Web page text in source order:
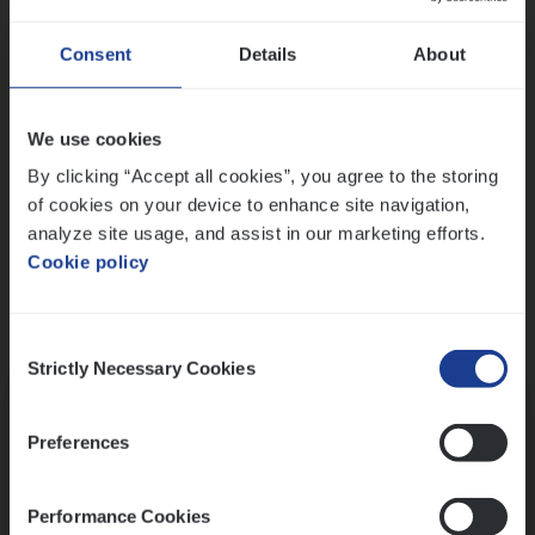
Consent Details About
We use cookies
By clicking “Accept all cookies”, you agree to the storing
of cookies on your device to enhance site navigation,
analyze site usage, and assist in our marketing efforts.
Cookie policy
Selection
Strictly Necessary Cookies
Preferences
Performance Cookies
Ons sollicitatieproces